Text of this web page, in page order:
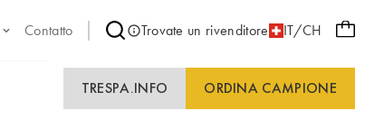
Contatto Trovate un rivenditore IT/CH
TRESPA.INFO ORDINA CAMPIONE